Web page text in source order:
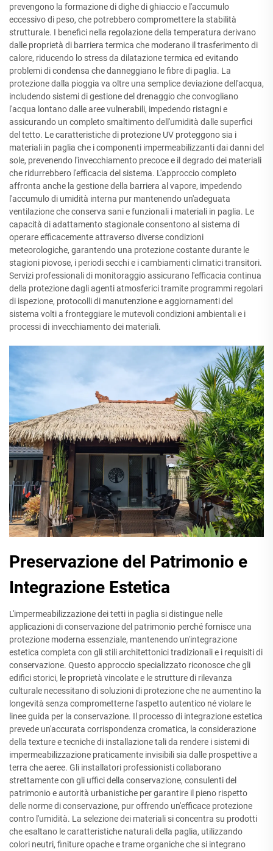
prevengono la formazione di dighe di ghiaccio e l'accumulo
eccessivo di peso, che potrebbero compromettere la stabilità
strutturale. I benefici nella regolazione della temperatura derivano
dalle proprietà di barriera termica che moderano il trasferimento di
calore, riducendo lo stress da dilatazione termica ed evitando
problemi di condensa che danneggiano le fibre di paglia. La
protezione dalla pioggia va oltre una semplice deviazione dell'acqua,
includendo sistemi di gestione del drenaggio che convogliano
l'acqua lontano dalle aree vulnerabili, impedendo ristagni e
assicurando un completo smaltimento dell'umidità dalle superfici
del tetto. Le caratteristiche di protezione UV proteggono sia i
materiali in paglia che i componenti impermeabilizzanti dai danni del
sole, prevenendo l'invecchiamento precoce e il degrado dei materiali
che ridurrebbero l'efficacia del sistema. L'approccio completo
affronta anche la gestione della barriera al vapore, impedendo
l'accumulo di umidità interna pur mantenendo un'adeguata
ventilazione che conserva sani e funzionali i materiali in paglia. Le
capacità di adattamento stagionale consentono al sistema di
operare efficacemente attraverso diverse condizioni
meteorologiche, garantendo una protezione costante durante le
stagioni piovose, i periodi secchi e i cambiamenti climatici transitori.
Servizi professionali di monitoraggio assicurano l'efficacia continua
della protezione dagli agenti atmosferici tramite programmi regolari
di ispezione, protocolli di manutenzione e aggiornamenti del
sistema volti a fronteggiare le mutevoli condizioni ambientali e i
processi di invecchiamento dei materiali.
Preservazione del Patrimonio e
Integrazione Estetica
L'impermeabilizzazione dei tetti in paglia si distingue nelle
applicazioni di conservazione del patrimonio perché fornisce una
protezione moderna essenziale, mantenendo un'integrazione
estetica completa con gli stili architettonici tradizionali e i requisiti di
conservazione. Questo approccio specializzato riconosce che gli
edifici storici, le proprietà vincolate e le strutture di rilevanza
culturale necessitano di soluzioni di protezione che ne aumentino la
longevità senza comprometterne l'aspetto autentico né violare le
linee guida per la conservazione. Il processo di integrazione estetica
prevede un'accurata corrispondenza cromatica, la considerazione
della texture e tecniche di installazione tali da rendere i sistemi di
impermeabilizzazione praticamente invisibili sia dalle prospettive a
terra che aeree. Gli installatori professionisti collaborano
strettamente con gli uffici della conservazione, consulenti del
patrimonio e autorità urbanistiche per garantire il pieno rispetto
delle norme di conservazione, pur offrendo un'efficace protezione
contro l'umidità. La selezione dei materiali si concentra su prodotti
che esaltano le caratteristiche naturali della paglia, utilizzando
colori neutri, finiture opache e trame organiche che si integrano